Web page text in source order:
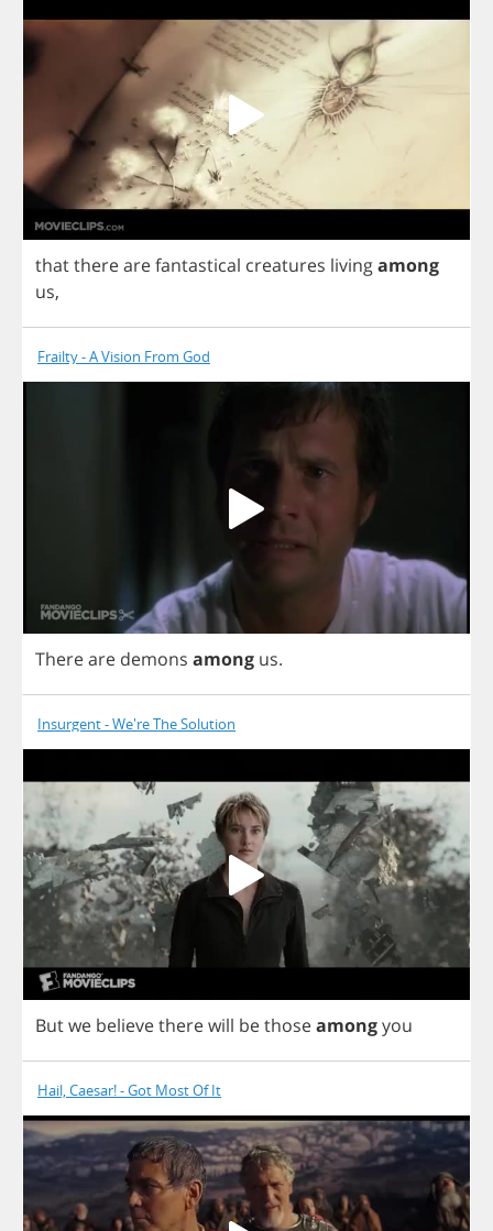
thattherearefantastical creatures livingamong
us,
Frailty - A Vision From God
Thereare demons among us.
Insurgent - We're The Solution
Butwe believetherewill bethoseamongyou
Hail, Caesar! - Got Most Of It